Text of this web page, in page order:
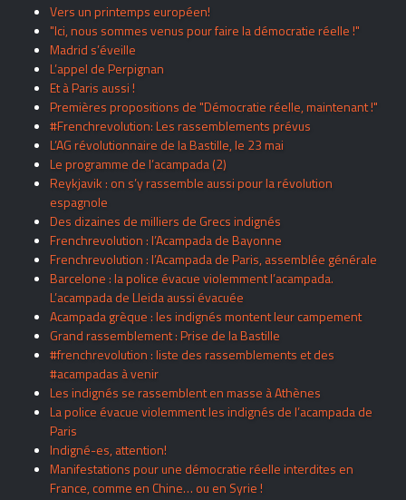
Vers un printemps européen!
"Ici, nous sommes venus pour faire la démocratie réelle !"
Madrid s’éveille
L’appel de Perpignan
Et à Paris aussi !
Premières propositions de "Démocratie réelle, maintenant !"
#Frenchrevolution: Les rassemblements prévus
L’AG révolutionnaire de la Bastille, le 23 mai
Le programme de l’acampada (2)
Reykjavik : on s’y rassemble aussi pour la révolution
espagnole
Des dizaines de milliers de Grecs indignés
Frenchrevolution : l’Acampada de Bayonne
Frenchrevolution : l’Acampada de Paris, assemblée générale
Barcelone : la police évacue violemment l’acampada.
L’acampada de Lleida aussi évacuée
Acampada grèque : les indignés montent leur campement
Grand rassemblement : Prise de la Bastille
#frenchrevolution : liste des rassemblements et des
#acampadas à venir
Les indignés se rassemblent en masse à Athènes
La police évacue violemment les indignés de l’acampada de
Paris
Indigné-es, attention!
Manifestations pour une démocratie réelle interdites en
France, comme en Chine… ou en Syrie !